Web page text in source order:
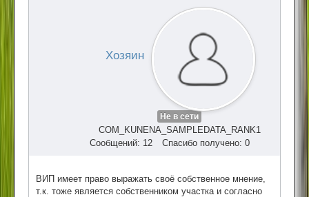
Хозяин
Не в сети
COM_KUNENA_SAMPLEDATA_RANK1
Сообщений: 12
Спасибо получено: 0
ВИП имеет право выражать своё собственное мнение,
т.к. тоже является собственником участка и согласно